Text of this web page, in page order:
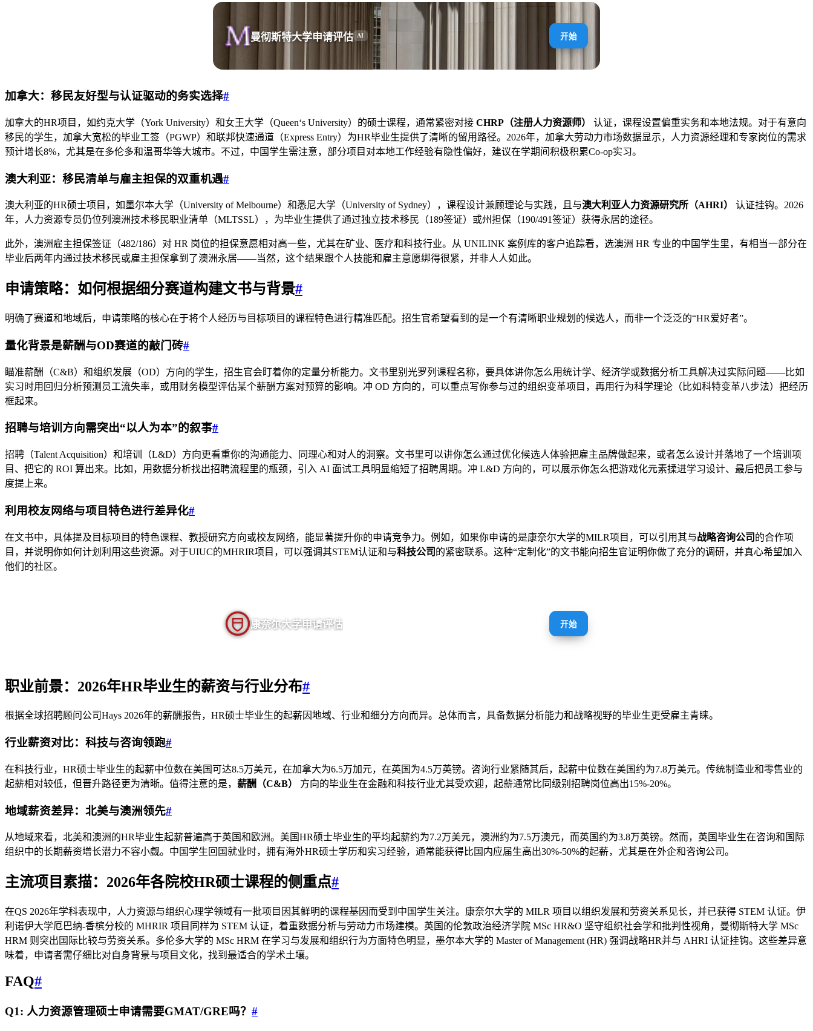
曼彻斯特大学申请评估 AI 开始
加拿大：移民友好型与认证驱动的务实选择#
加拿大的HR项目，如约克大学（York University）和女王大学（Queen‘s University）的硕士课程，通常紧密对接 CHRP（注册人力资源师）
认证，课程设置偏重实务和本地法规。对于有意向
移民的学生，加拿大宽松的毕业工签（PGWP）和联邦快速通道（Express Entry）为HR毕业生提供了清晰的留用路径。2026年，加拿大劳动力市场数据显示，人力资源经理和专家岗位的需求
预计增长8%，尤其是在多伦多和温哥华等大城市。不过，中国学生需注意，部分项目对本地工作经验有隐性偏好，建议在学期间积极积累Co-op实习。
澳大利亚：移民清单与雇主担保的双重机遇#
澳大利亚的HR硕士项目，如墨尔本大学（University of Melbourne）和悉尼大学（University of Sydney），课程设计兼顾理论与实践，且与澳大利亚人力资源研究所（AHRI）
认证挂钩。2026
年，人力资源专员仍位列澳洲技术移民职业清单（MLTSSL），为毕业生提供了通过独立技术移民（189签证）或州担保（190/491签证）获得永居的途径。
此外，澳洲雇主担保签证（482/186）对 HR 岗位的担保意愿相对高一些，尤其在矿业、医疗和科技行业。从 UNILINK 案例库的客户追踪看，选澳洲 HR 专业的中国学生里，有相当一部分在
毕业后两年内通过技术移民或雇主担保拿到了澳洲永居——当然，这个结果跟个人技能和雇主意愿绑得很紧，并非人人如此。
申请策略：如何根据细分赛道构建文书与背景#
明确了赛道和地域后，申请策略的核心在于将个人经历与目标项目的课程特色进行精准匹配。招生官希望看到的是一个有清晰职业规划的候选人，而非一个泛泛的“HR爱好者”。
量化背景是薪酬与OD赛道的敲门砖#
瞄准薪酬（C&B）和组织发展（OD）方向的学生，招生官会盯着你的定量分析能力。文书里别光罗列课程名称，要具体讲你怎么用统计学、经济学或数据分析工具解决过实际问题——比如
实习时用回归分析预测员工流失率，或用财务模型评估某个薪酬方案对预算的影响。冲 OD 方向的，可以重点写你参与过的组织变革项目，再用行为科学理论（比如科特变革八步法）把经历
框起来。
招聘与培训方向需突出“以人为本”的叙事#
招聘（Talent Acquisition）和培训（L&D）方向更看重你的沟通能力、同理心和对人的洞察。文书里可以讲你怎么通过优化候选人体验把雇主品牌做起来，或者怎么设计并落地了一个培训项
目、把它的 ROI 算出来。比如，用数据分析找出招聘流程里的瓶颈，引入 AI 面试工具明显缩短了招聘周期。冲 L&D 方向的，可以展示你怎么把游戏化元素揉进学习设计、最后把员工参与
度提上来。
利用校友网络与项目特色进行差异化#
在文书中，具体提及目标项目的特色课程、教授研究方向或校友网络，能显著提升你的申请竞争力。例如，如果你申请的是康奈尔大学的MILR项目，可以引用其与战略咨询公司 的合作项
目，并说明你如何计划利用这些资源。对于UIUC的MHRIR项目，可以强调其STEM认证和与科技公司 的紧密联系。这种“定制化”的文书能向招生官证明你做了充分的调研，并真心希望加入
他们的社区。
康奈尔大学申请评估 开始
职业前景：2026年HR毕业生的薪资与行业分布#
根据全球招聘顾问公司Hays 2026年的薪酬报告，HR硕士毕业生的起薪因地域、行业和细分方向而异。总体而言，具备数据分析能力和战略视野的毕业生更受雇主青睐。
行业薪资对比：科技与咨询领跑#
在科技行业，HR硕士毕业生的起薪中位数在美国可达8.5万美元，在加拿大为6.5万加元，在英国为4.5万英镑。咨询行业紧随其后，起薪中位数在美国约为7.8万美元。传统制造业和零售业的
起薪相对较低，但晋升路径更为清晰。值得注意的是， 薪酬（C&B） 方向的毕业生在金融和科技行业尤其受欢迎，起薪通常比同级别招聘岗位高出15%-20%。
地域薪资差异：北美与澳洲领先#
从地域来看，北美和澳洲的HR毕业生起薪普遍高于英国和欧洲。美国HR硕士毕业生的平均起薪约为7.2万美元，澳洲约为7.5万澳元，而英国约为3.8万英镑。然而，英国毕业生在咨询和国际
组织中的长期薪资增长潜力不容小觑。中国学生回国就业时，拥有海外HR硕士学历和实习经验，通常能获得比国内应届生高出30%-50%的起薪，尤其是在外企和咨询公司。
主流项目素描：2026年各院校HR硕士课程的侧重点#
在QS 2026年学科表现中，人力资源与组织心理学领域有一批项目因其鲜明的课程基因而受到中国学生关注。康奈尔大学的 MILR 项目以组织发展和劳资关系见长，并已获得 STEM 认证。伊
利诺伊大学厄巴纳-香槟分校的 MHRIR 项目同样为 STEM 认证，着重数据分析与劳动力市场建模。英国的伦敦政治经济学院 MSc HR&O 坚守组织社会学和批判性视角，曼彻斯特大学 MSc
HRM 则突出国际比较与劳资关系。多伦多大学的 MSc HRM 在学习与发展和组织行为方面特色明显，墨尔本大学的 Master of Management (HR) 强调战略HR并与 AHRI 认证挂钩。这些差异意
味着，申请者需仔细比对自身背景与项目文化，找到最适合的学术土壤。
FAQ#
Q1: 人力资源管理硕士申请需要GMAT/GRE吗？ #